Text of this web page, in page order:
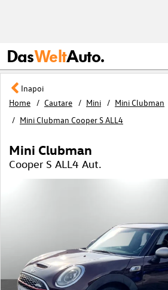
DasWeltAuto.
Inapoi
Home
Cautare Mini
Mini Clubman
Mini Clubman Cooper S ALL4
Mini Clubman
Cooper S ALL4 Aut.